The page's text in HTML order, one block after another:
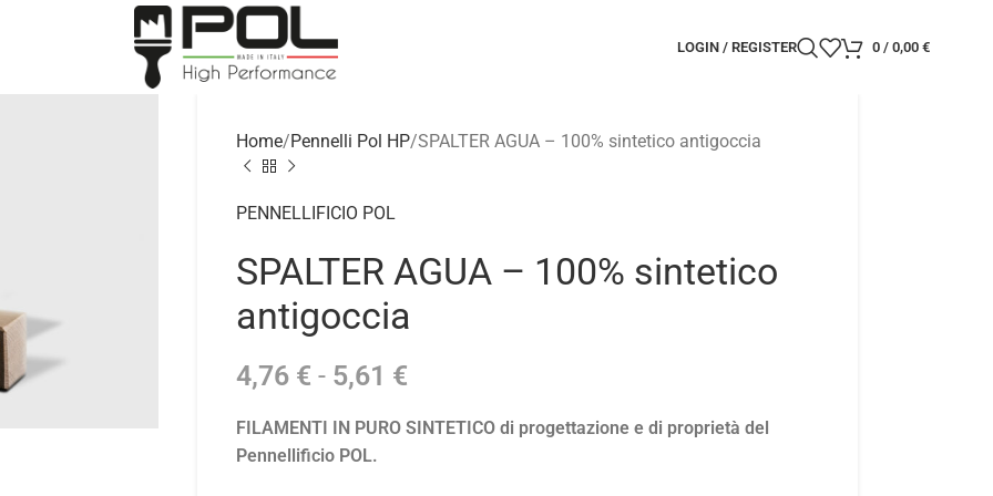
LOGIN / REGISTER 0 / 0,00 €
Home Pennelli Pol HP SPALTER AGUA – 100% sintetico antigoccia
PENNELLIFICIO POL
SPALTER AGUA – 100% sintetico
antigoccia
4,76 € - 5,61 €
FILAMENTI IN PURO SINTETICO di progettazione e di proprietà del
Pennellificio POL.